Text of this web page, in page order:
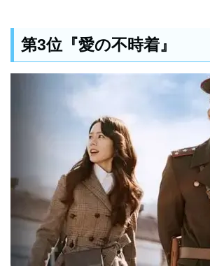
第3位『愛の不時着』